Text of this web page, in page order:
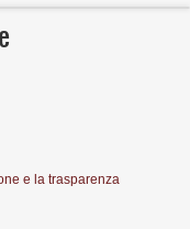
e la trasparenza